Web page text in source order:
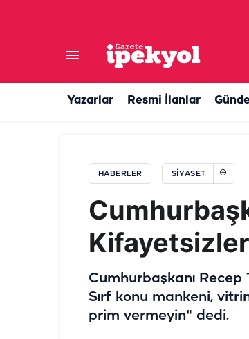
Yazarlar Resmi İlanlar
HABERLER SIYASET
Cumhurbaşkanı
Sırf konu mankeni,
prim vermeyin" dedi.